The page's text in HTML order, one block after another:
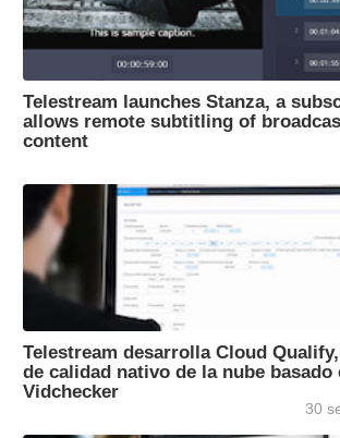
Telestream launches Stanza, a
allows remote subtitling of
content
Telestream desarrolla Cloud
de calidad nativo de la nube basado
Vidchecker
30